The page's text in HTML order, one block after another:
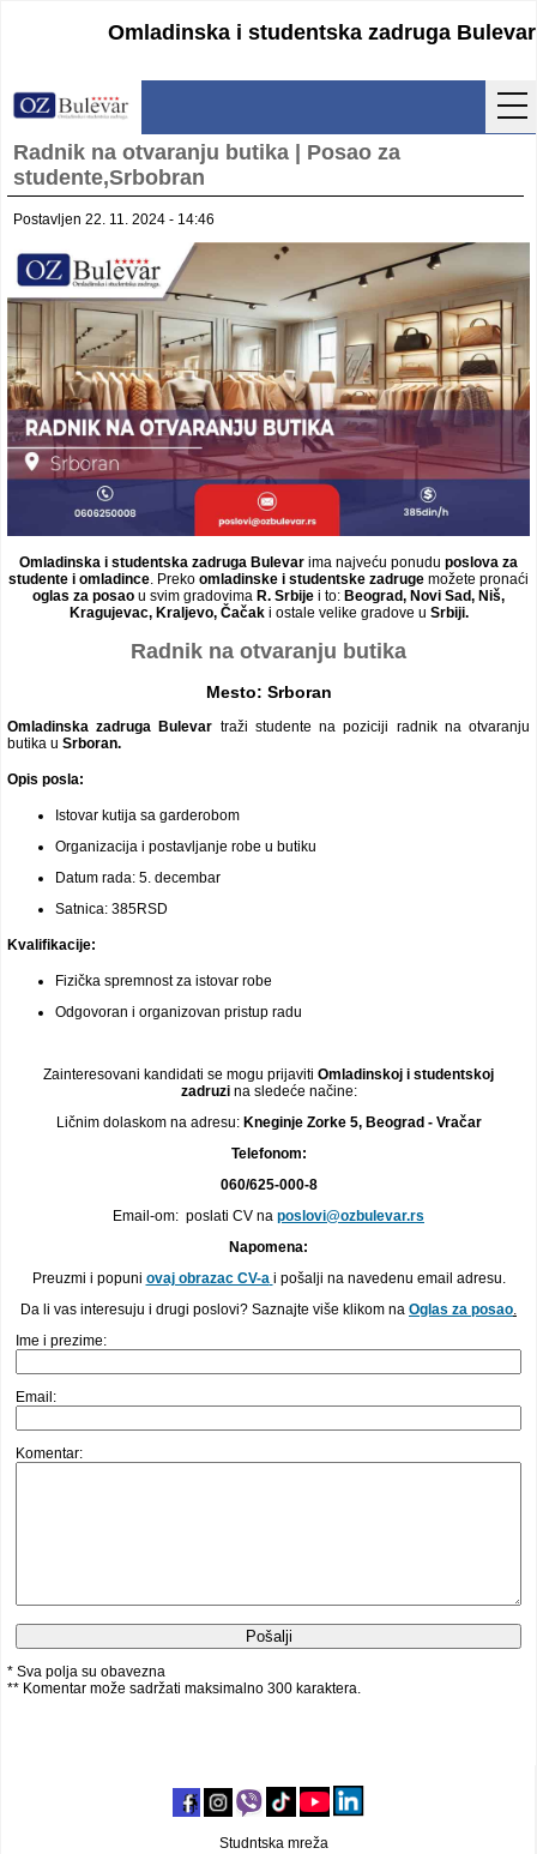
Omladinska i studentska zadruga Bulevar
Početna
Uputstva
Cenovnik
Kontakt
Lokacija
Pristupanje
Obrasci
Video oglasi
Studntska mreža
Radnik na otvaranju butika | Posao za
studente,Srbobran
Postavljen 22. 11. 2024 - 14:46
Omladinska i studentska zadruga Bulevar ima najveću ponudu poslova za
studente i omladince. Preko omladinske i studentske zadruge možete pronaći
oglas za posao u svim gradovima R. Srbije i to: Beograd, Novi Sad, Niš,
Kragujevac, Kraljevo, Čačaki ostale velike gradove u Srbiji.
Radnik na otvaranju butika
Mesto: Srboran
Omladinska zadruga Bulevar traži studente na poziciji radnik na otvaranju
butika u Srboran.
Opis posla:
Istovar kutija sa garderobom
Organizacija i postavljanje robe u butiku
Datum rada: 5. decembar
Satnica: 385RSD
Kvalifikacije:
Fizička spremnost za istovar robe
Odgovoran i organizovan pristup radu
Zainteresovani kandidati se mogu prijaviti Omladinskoj i studentskoj
zadruzina sledeće načine:
Ličnim dolaskom na adresu: Kneginje Zorke 5, Beograd - Vračar
Telefonom:
060/625-000-8
Email-om: poslati CV na poslovi@ozbulevar.rs
Napomena:
Preuzmi i popuni ovaj obrazac CV-a i pošalji na navedenu email adresu.
Da li vas interesuju i drugi poslovi? Saznajte više klikom na Oglas za posao.
Ime i prezime:
Email:
Komentar:
* Sva polja su obavezna
** Komentar može sadržati maksimalno 300 karaktera.